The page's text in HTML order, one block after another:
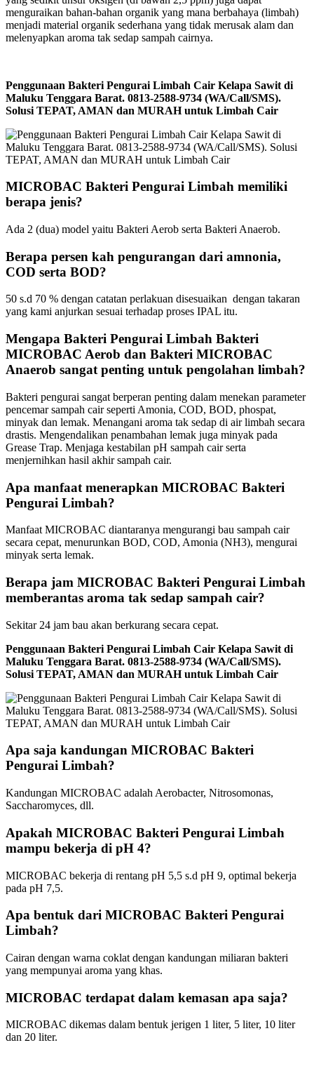
menguraikan bahan-bahan organik yang mana berbahaya (limbah)
menjadi material organik sederhana yang tidak merusak alam dan
melenyapkan aroma tak sedap sampah cairnya.
Penggunaan Bakteri Pengurai Limbah Cair Kelapa Sawit di
Maluku Tenggara Barat. 0813-2588-9734 (WA/Call/SMS).
Solusi TEPAT, AMAN dan MURAH untuk Limbah Cair
MICROBAC Bakteri Pengurai Limbah memiliki
berapa jenis?
Ada 2 (dua) model yaitu Bakteri Aerob serta Bakteri Anaerob.
Berapa persen kah pengurangan dari amnonia,
COD serta BOD?
50 s.d 70 % dengan catatan perlakuan disesuaikan dengan takaran
yang kami anjurkan sesuai terhadap proses IPAL itu.
Mengapa Bakteri Pengurai Limbah Bakteri
MICROBAC Aerob dan Bakteri MICROBAC
Anaerob sangat penting untuk pengolahan limbah?
Bakteri pengurai sangat berperan penting dalam menekan parameter
pencemar sampah cair seperti Amonia, COD, BOD, phospat,
minyak dan lemak. Menangani aroma tak sedap di air limbah secara
drastis. Mengendalikan penambahan lemak juga minyak pada
Grease Trap. Menjaga kestabilan pH sampah cair serta
menjernihkan hasil akhir sampah cair.
Apa manfaat menerapkan MICROBAC Bakteri
Pengurai Limbah?
Manfaat MICROBAC diantaranya mengurangi bau sampah cair
secara cepat, menurunkan BOD, COD, Amonia (NH3), mengurai
minyak serta lemak.
Berapa jam MICROBAC Bakteri Pengurai Limbah
memberantas aroma tak sedap sampah cair?
Sekitar 24 jam bau akan berkurang secara cepat.
Penggunaan Bakteri Pengurai Limbah Cair Kelapa Sawit di
Maluku Tenggara Barat. 0813-2588-9734 (WA/Call/SMS).
Solusi TEPAT, AMAN dan MURAH untuk Limbah Cair
Apa saja kandungan MICROBAC Bakteri
Pengurai Limbah?
Kandungan MICROBAC adalah Aerobacter, Nitrosomonas,
Saccharomyces, dll.
Apakah MICROBAC Bakteri Pengurai Limbah
mampu bekerja di pH 4?
MICROBAC bekerja di rentang pH 5,5 s.d pH 9, optimal bekerja
pada pH 7,5.
Apa bentuk dari MICROBAC Bakteri Pengurai
Limbah?
Cairan dengan warna coklat dengan kandungan miliaran bakteri
yang mempunyai aroma yang khas.
MICROBAC terdapat dalam kemasan apa saja?
MICROBAC dikemas dalam bentuk jerigen 1 liter, 5 liter, 10 liter
dan 20 liter.